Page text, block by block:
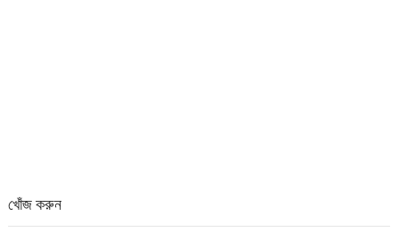
খোঁজ করুন